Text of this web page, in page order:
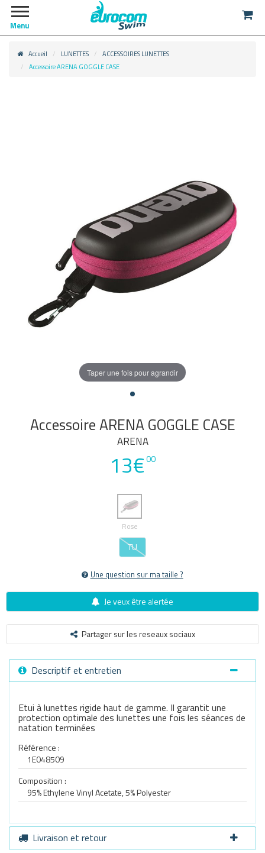
Menu
Accueil LUNETTES
ACCESSOIRES LUNETTES
Accessoire ARENA GOGGLE CASE
Taper une fois pour agrandir
Accessoire ARENA GOGGLE CASE
ARENA
13€00
Rose
TU
Une question sur ma taille ?
Je veux être alertée
Partager sur les reseaux sociaux
Descriptif et entretien
Etui à lunettes rigide haut de gamme. Il garantit une
protection optimale des lunettes une fois les séances de
natation terminées
Référence :
1E048509
Composition :
95% Ethylene Vinyl Acetate, 5% Polyester
Livraison et retour